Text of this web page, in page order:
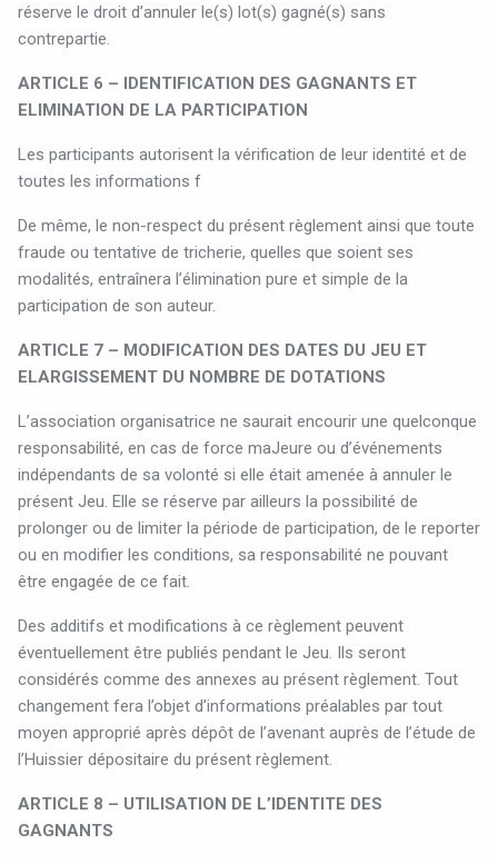
réserve le droit d’annuler le(s) lot(s) gagné(s) sans
contrepartie.
ARTICLE 6 – IDENTIFICATION DES GAGNANTS ET
ELIMINATION DE LA PARTICIPATION
Les participants autorisent la vérification de leur identité et de
toutes les informations f
De même, le non-respect du présent règlement ainsi que toute
fraude ou tentative de tricherie, quelles que soient ses
modalités, entraînera l’élimination pure et simple de la
participation de son auteur.
ARTICLE 7 – MODIFICATION DES DATES DU JEU ET
ELARGISSEMENT DU NOMBRE DE DOTATIONS
L’association organisatrice ne saurait encourir une quelconque
responsabilité, en cas de force maJeure ou d’événements
indépendants de sa volonté si elle était amenée à annuler le
présent Jeu. Elle se réserve par ailleurs la possibilité de
prolonger ou de limiter la période de participation, de le reporter
ou en modifier les conditions, sa responsabilité ne pouvant
être engagée de ce fait.
Des additifs et modifications à ce règlement peuvent
éventuellement être publiés pendant le Jeu. Ils seront
considérés comme des annexes au présent règlement. Tout
changement fera l’objet d’informations préalables par tout
moyen approprié après dépôt de l’avenant auprès de l’étude de
l’Huissier dépositaire du présent règlement.
ARTICLE 8 – UTILISATION DE L’IDENTITE DES
GAGNANTS